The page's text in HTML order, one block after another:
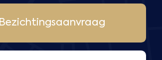
Bezichtingsaanvraag